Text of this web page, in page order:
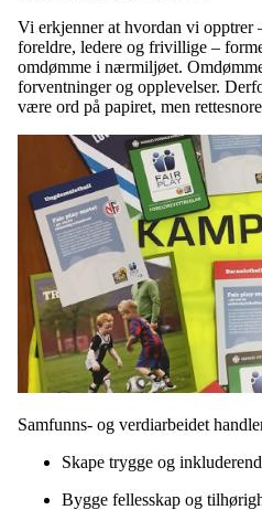
Vi erkjenner at hvordan vi opptrer
foreldre, ledere og frivillige –
omdømme i nærmiljøet.
forventninger og opplevelser.
være ord på papiret, men
Samfunns- og verdiarbeidet
Skape trygge og
Bygge fellesskap og